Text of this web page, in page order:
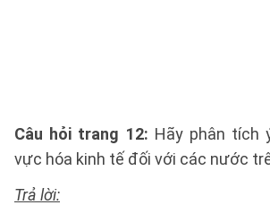
Câu hỏi trang 12: Hãy phân tích
vực hóa kinh tế đối với các nước
Trả lời: